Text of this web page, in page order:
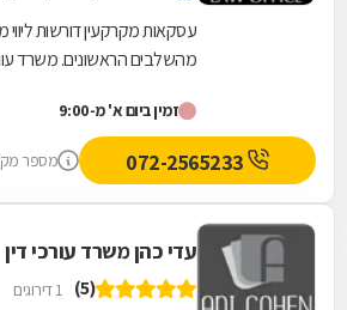
עסקאות מקרקעין דורשות
מהשלבים הראשונים. משרד
לרבות...
זמין ביום א' מ-9:00
מספר
עדי כהן משרד עורכי דין
(5) 1 דירוגים